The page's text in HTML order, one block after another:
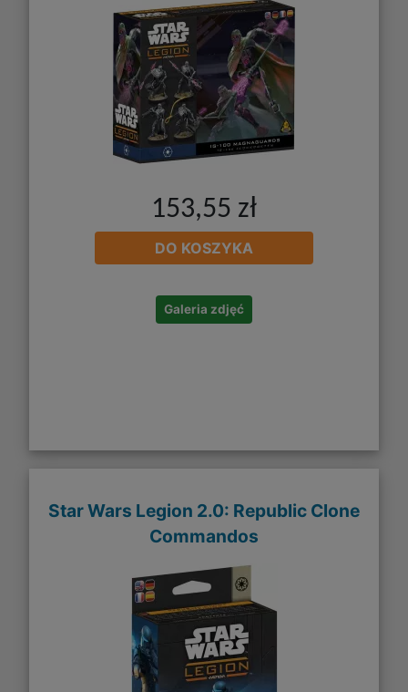
153,55 zł
DO KOSZYKA
Galeria zdjęć
Star Wars Legion 2.0: Republic Clone
Commandos